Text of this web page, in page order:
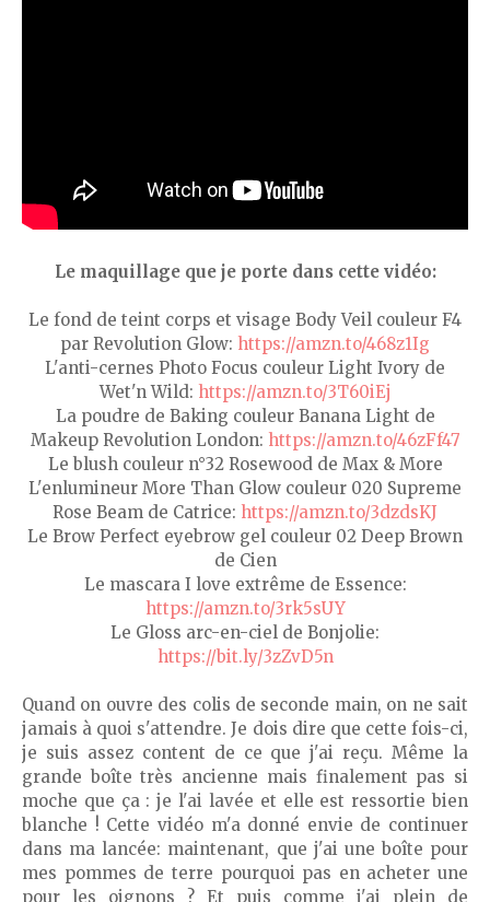
Le maquillage que je porte dans cette vidéo:
Le fond de teint corps et visage Body Veil couleur F4
par Revolution Glow: https://amzn.to/468z1Ig
L'anti-cernes Photo Focus couleur Light Ivory de
Wet'n Wild: https://amzn.to/3T60iEj
La poudre de Baking couleur Banana Light de
Makeup Revolution London: https://amzn.to/46zFf47
Le blush couleur n°32 Rosewood de Max & More
L'enlumineur More Than Glow couleur 020 Supreme
Rose Beam de Catrice: https://amzn.to/3dzdsKJ
Le Brow Perfect eyebrow gel couleur 02 Deep Brown
de Cien
Le mascara I love extrême de Essence:
https://amzn.to/3rk5sUY
Le Gloss arc-en-ciel de Bonjolie:
https://bit.ly/3zZvD5n
Quand on ouvre des colis de seconde main, on ne sait
jamais à quoi s'attendre. Je dois dire que cette fois-ci,
je suis assez content de ce que j'ai reçu. Même la
grande boîte très ancienne mais finalement pas si
moche que ça : je l'ai lavée et elle est ressortie bien
blanche ! Cette vidéo m'a donné envie de continuer
dans ma lancée: maintenant, que j'ai une boîte pour
mes pommes de terre pourquoi pas en acheter une
pour les oignons ? Et puis comme j'ai plein de